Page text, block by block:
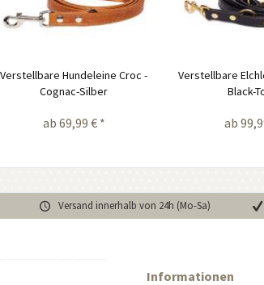
Verstellbare Hundeleine Croc -
Cognac-Silber
ab 69,99 € *
Verstellbare
Black-
ab
Versand innerhalb von 24h (Mo-Sa)
Informationen